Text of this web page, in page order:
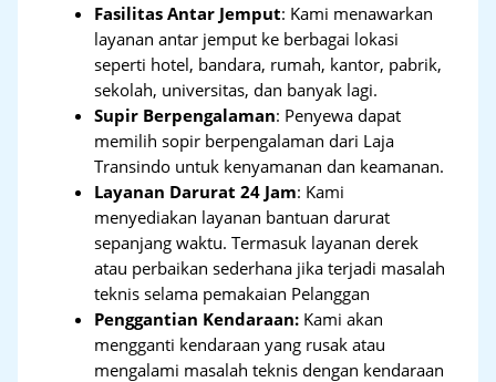
Fasilitas Antar Jemput: Kami menawarkan
layanan antar jemput ke berbagai lokasi
seperti hotel, bandara, rumah, kantor, pabrik,
sekolah, universitas, dan banyak lagi.
Supir Berpengalaman: Penyewa dapat
memilih sopir berpengalaman dari Laja
Transindo untuk kenyamanan dan keamanan.
Layanan Darurat 24 Jam: Kami
menyediakan layanan bantuan darurat
sepanjang waktu. Termasuk layanan derek
atau perbaikan sederhana jika terjadi masalah
teknis selama pemakaian Pelanggan
Penggantian Kendaraan: Kami akan
mengganti kendaraan yang rusak atau
mengalami masalah teknis dengan kendaraan